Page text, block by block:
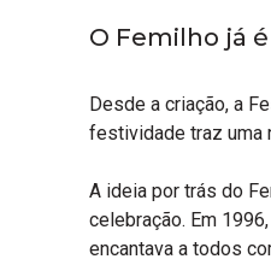
O Femilho já
Desde a criação, a
festividade traz uma
A ideia por trás do
celebração. Em
encantava a todos